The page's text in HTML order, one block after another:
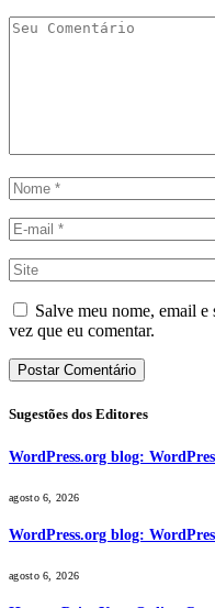
Salve meu nome, email e
vez que eu comentar.
Sugestões dos Editores
WordPress.org blog:
agosto 6, 2026
WordPress.org blog:
agosto 6, 2026